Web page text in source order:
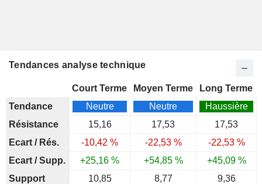
Tendances analyse technique
Court Terme Moyen Terme
Long Terme
Tendance
Neutre Neutre
Haussière
Résistance
15,16 17,53
17,53
Ecart / Rés.
-10,42 % -22,53 %
-22,53 %
Ecart / Supp.
+25,16 % +54,85 %
+45,09 %
Support
10,85 8,77 9,36